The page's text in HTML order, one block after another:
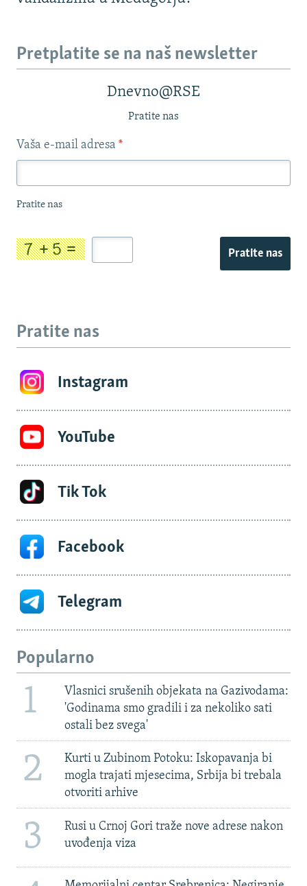
Pretplatite se na naš newsletter
Dnevno@RSE
Pratite nas
Vaša e-mail adresa *
Pratite nas
Pratite nas
Pratite nas
Instagram
YouTube
Tik Tok
Facebook
Telegram
Popularno
1
Vlasnici srušenih objekata na Gazivodama:
'Godinama smo gradili i za nekoliko sati
ostali bez svega'
2
Kurti u Zubinom Potoku: Iskopavanja bi
mogla trajati mjesecima, Srbija bi trebala
otvoriti arhive
3
Rusi u Crnoj Gori traže nove adrese nakon
uvođenja viza